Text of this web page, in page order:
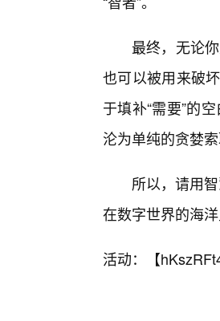
最终，无论
也可以被用来破
于填补“需要”的
沦为单纯的贪婪
所以，请用
在数字世界的海
活动：【